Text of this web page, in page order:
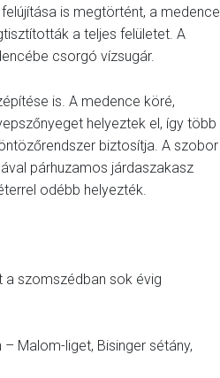
is megtörtént, a medence
a teljes felületet. A
csorgó vízsugár.
is. A medence köré,
helyeztek el, így több
biztosítja. A szobor
párhuzamos járdaszakasz
odébb helyezték.
a szomszédban sok évig
Malom-liget, Bisinger sétány,